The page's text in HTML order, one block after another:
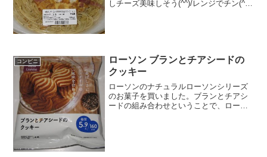
しチーズ美味しそう(^^)/レンジでチン(^^)
コンビニ
ローソン ブランとチアシードの
クッキー
ローソンのナチュラルローソンシリーズ
のお菓子を買いました。ブランとチアシ
ードの組み合わせということで、ローソ